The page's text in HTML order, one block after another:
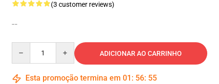
(3 customer reviews)
--
ADICIONAR AO CARRINHO
Esta promoção termina em 01 : 56: 54